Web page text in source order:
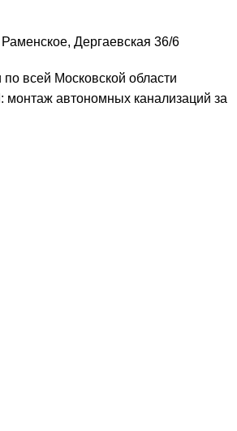
Дергаевская 36/6
всей Московской области
монтаж автономных канализаций за